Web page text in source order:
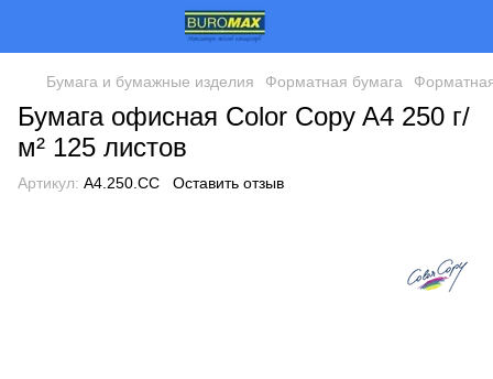
Бумага и бумажные изделия Форматная бумага
Бумага офисная Color Copy A4 250 г/
м² 125 листов
Артикул: A4.250.CC Оставить отзыв